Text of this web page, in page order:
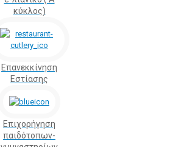
κύκλος)
Επανεκκίνηση
Εστίασης
Επιχορήγηση
παιδότοπων-